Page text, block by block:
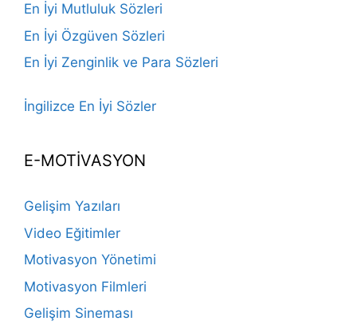
En İyi Mutluluk Sözleri
En İyi Özgüven Sözleri
En İyi Zenginlik ve Para Sözleri
İngilizce En İyi Sözler
E-MOTİVASYON
Gelişim Yazıları
Video Eğitimler
Motivasyon Yönetimi
Motivasyon Filmleri
Gelişim Sineması